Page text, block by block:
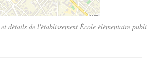
détails de l'établissement École élémentaire